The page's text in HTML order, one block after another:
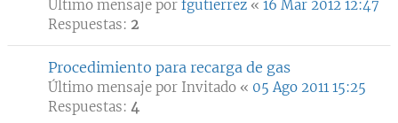
Último mensaje por fgutierrez « 16 Mar 2012 12:47
Respuestas: 2
Procedimiento para recarga de gas
Último mensaje por Invitado « 05 Ago 2011 15:25
Respuestas: 4